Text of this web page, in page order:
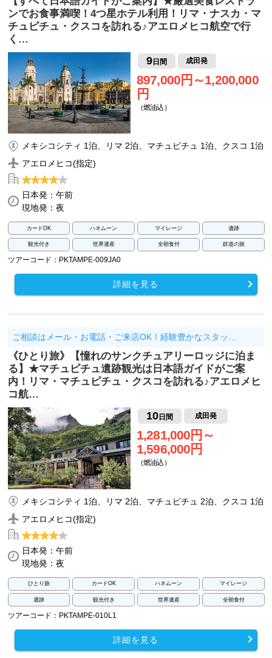
ンでお食事満喫！4つ星ホテル利用！リマ・ナスカ・マ
チュピチュ・クスコを訪れる♪アエロメヒコ航空で行
く…
9日間 成田発
897,000円～1,200,000
円
（燃油込）
メキシコシティ 1泊、リマ 2泊、マチュピチュ 1泊、クスコ 1泊
アエロメヒコ(指定)
日本発：午前
現地発：夜
カードOK ハネムーン マイレージ 遺跡
観光付き 世界遺産 全朝食付 鉄道の旅
ツアーコード：PKTAMPE-009JA0
詳細を見る
ご相談はメール・お電話・ご来店OK！経験豊かなスタッ…
《ひとり旅》【憧れのサンクチュアリーロッジに泊ま
る】★マチュピチュ遺跡観光は日本語ガイドがご案
内！リマ・マチュピチュ・クスコを訪れる♪アエロメヒ
コ航…
10日間 成田発
1,281,000円～
1,596,000円
（燃油込）
メキシコシティ 1泊、リマ 2泊、マチュピチュ 2泊、クスコ 1泊
アエロメヒコ(指定)
日本発：午前
現地発：夜
ひとり旅 カードOK ハネムーン マイレージ
遺跡 観光付き 世界遺産 全朝食付
ツアーコード：PKTAMPE-010L1
詳細を見る